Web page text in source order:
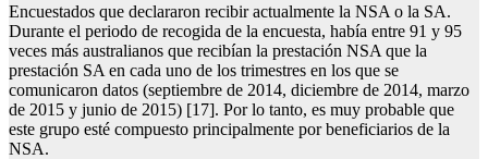
Encuestados que declararon recibir actualmente la NSA o la SA.
Durante el periodo de recogida de la encuesta, había entre 91 y 95
veces más australianos que recibían la prestación NSA que la
prestación SA en cada uno de los trimestres en los que se
comunicaron datos (septiembre de 2014, diciembre de 2014, marzo
de 2015 y junio de 2015) [17]. Por lo tanto, es muy probable que
este grupo esté compuesto principalmente por beneficiarios de la
NSA.